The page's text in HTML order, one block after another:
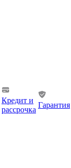
Кредит и
рассрочка
Гарантия